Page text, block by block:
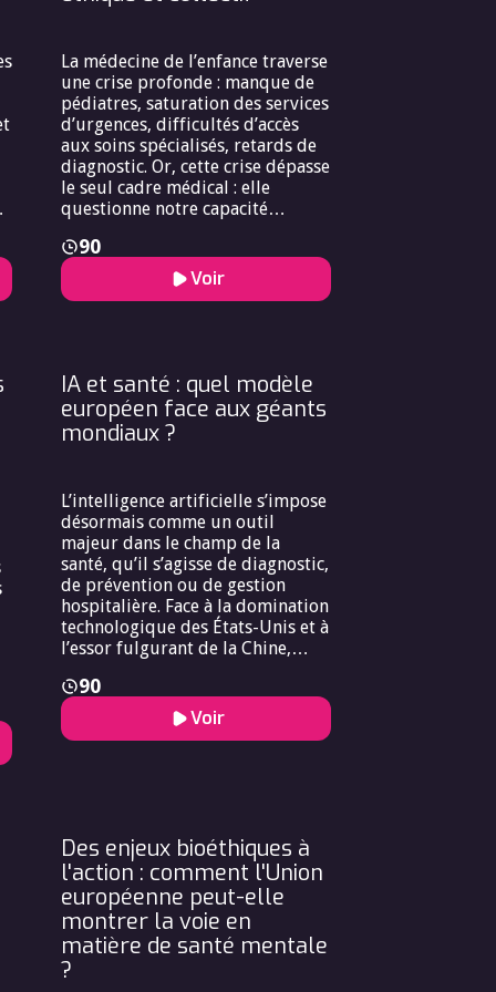
dans certains territoires.
Réconcilier géographie et santé,
c’est finalement refuser que le
code postal détermine la qualité
du soin.
La médecine de l’enfance traverse
une crise profonde : manque de
pédiatres, saturation des services
d’urgences, difficultés d’accès
aux soins spécialisés, retards de
diagnostic. Or, cette crise dépasse
le seul cadre médical : elle
questionne notre capacité
vulnérables, alors que l’enfant
devrait être au cœur des
priorités de santé publique. Les
professionnels, épuisés, peinent
à répondre à une demande
croissante. La tension entre
l’intérêt individuel — chaque
l’intérêt collectif — gérer des
ressources rares dans un
contexte budgétaire contraint —
apparaît ici avec force. À l’échelle
européenne, si les modèles
diffèrent, le constat est
largement partagé : la pédiatrie
et la pédopsychiatrie sont des
des déséquilibres de nos
systèmes de santé.
90
Voir
IA et santé : quel modèle
européen face aux géants
mondiaux ?
L’intelligence artificielle s’impose
désormais comme un outil
majeur dans le champ de la
santé, qu’il s’agisse de diagnostic,
de prévention ou de gestion
hospitalière. Face à la domination
technologique des États-Unis et à
l’essor fulgurant de la Chine,
voie singulière, fondée sur la
régulation, la protection des
données et le respect des droits
transparence et l’égalité d’accès
aux technologies — et l’intérêt
individuel, qui peut être de
bénéficier rapidement des
innovations les plus
performantes. Le débat dépasse
donc la seule efficacité technique
90
Voir
Des enjeux bioéthiques à
l'action : comment l'Union
européenne peut-elle
montrer la voie en
matière de santé mentale
?